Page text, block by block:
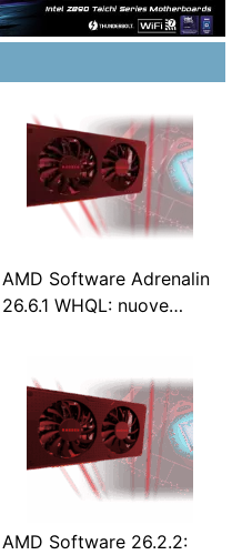
AMD Software Adrenalin
26.6.1 WHQL: nuove…
AMD Software 26.2.2: